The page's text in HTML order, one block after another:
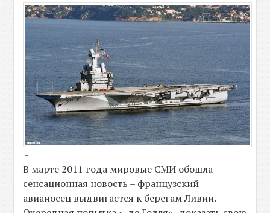
-
В марте 2011 года мировые СМИ обошла
сенсационная новость – французский
авианосец выдвигается к берегам Ливии.